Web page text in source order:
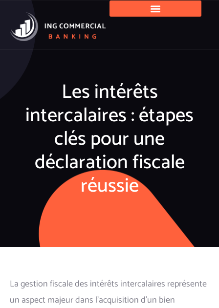
Les intérêts
intercalaires : étapes
clés pour une
déclaration fiscale
réussie
La gestion fiscale des intérêts intercalaires représente
un aspect majeur dans l'acquisition d'un bien